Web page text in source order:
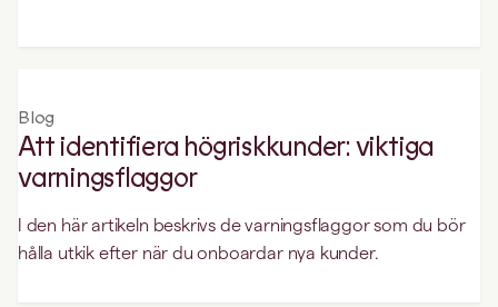
Blog
Att identifiera högriskkunder: viktiga
varningsflaggor
I den här artikeln beskrivs de varningsflaggor som du bör
hålla utkik efter när du onboardar nya kunder.